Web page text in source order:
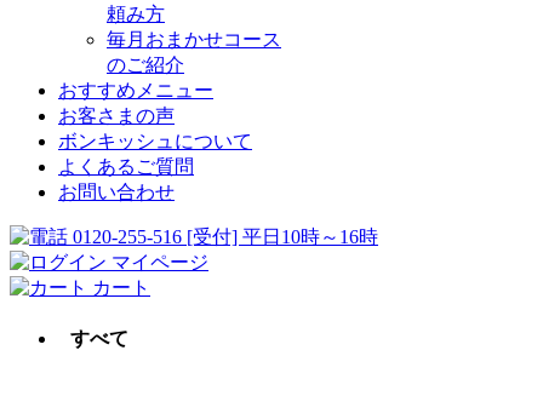
頼み方
毎月おまかせコース
のご紹介
おすすめメニュー
お客さまの声
ボンキッシュについて
よくあるご質問
お問い合わせ
0120-255-516 [受付] 平日10時～16時
マイページ
カート
すべて